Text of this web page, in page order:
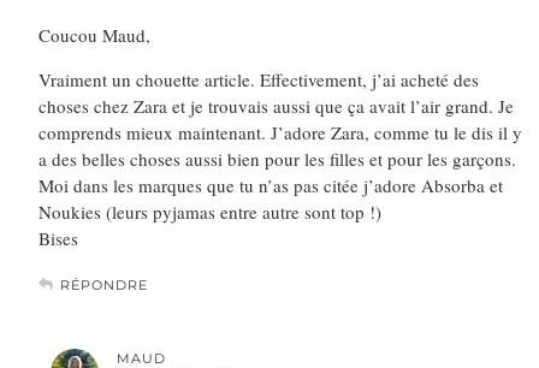
Coucou Maud,
Vraiment un chouette article. Effectivement, j’ai acheté des
choses chez Zara et je trouvais aussi que ça avait l’air grand. Je
comprends mieux maintenant. J’adore Zara, comme tu le dis il y
a des belles choses aussi bien pour les filles et pour les garçons.
Moi dans les marques que tu n’as pas citée j’adore Absorba et
Noukies (leurs pyjamas entre autre sont top !)
Bises
RÉPONDRE
MAUD